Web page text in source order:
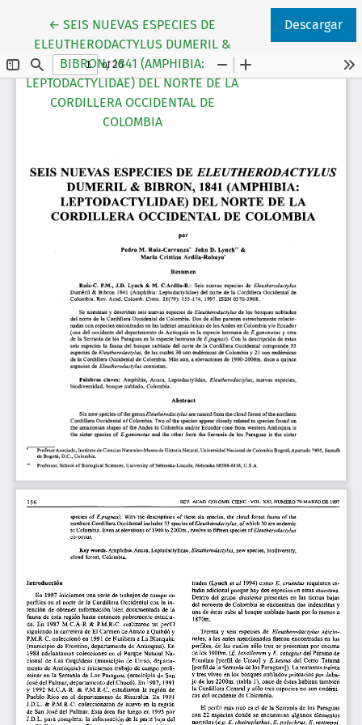
←Volver a los detalles del artículo
SEIS NUEVAS ESPECIES DE
ELEUTHERODACTYLUS DUMERIL &
BIBRON, 1841 (AMPHIBIA:
LEPTODACTYLIDAE) DEL NORTE DE LA
CORDILLERA OCCIDENTAL DE
COLOMBIA
Descargar